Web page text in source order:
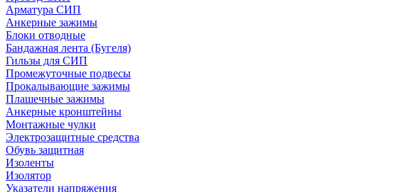
Арматура СИП
Анкерные зажимы
Блоки отводные
Бандажная лента (Бугеля)
Гильзы для СИП
Промежуточные подвесы
Прокалывающие зажимы
Плашечные зажимы
Анкерные кронштейны
Монтажные чулки
Электрозащитные средства
Обувь защитная
Изоленты
Изолятор
Указатели напряжения